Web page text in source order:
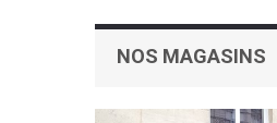
NOS MAGASINS